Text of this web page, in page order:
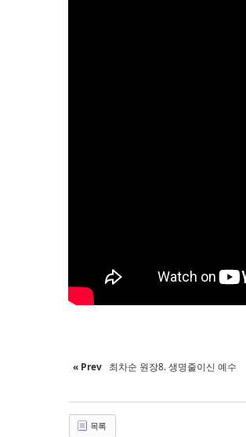
« Prev 최차순 원장8. 생명줄이신 예수
목록